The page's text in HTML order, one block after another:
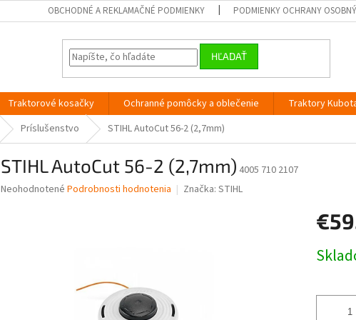
OBCHODNÉ A REKLAMAČNÉ PODMIENKY PODMIENKY OCHRANY
HĽADAŤ
Traktorové kosačky Ochranné pomôcky a oblečenie Traktory
Príslušenstvo STIHL AutoCut 56-2 (2,7mm)
STIHL AutoCut 56-2 (2,7mm) 4005 710 2107
Priemerné
Neohodnotené Podrobnosti hodnotenia Značka: STIHL
cena: